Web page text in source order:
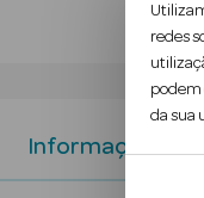
redes
podem
da sua
Informação do